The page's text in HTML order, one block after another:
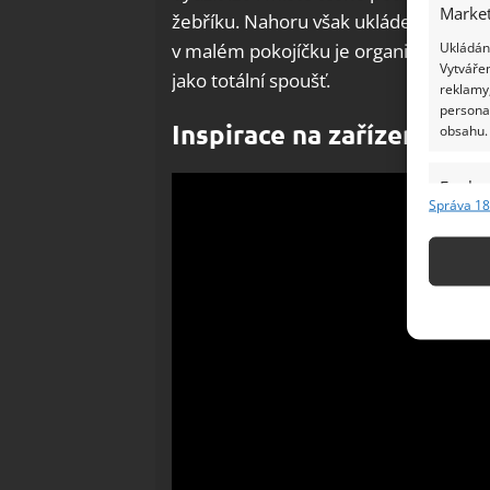
obsahu.
Funkce
Správa
žebříku. Nahoru však ukládejte věci,
v malém pokojíčku je organizování a
jako totální spoušť.
Inspirace na zařízení